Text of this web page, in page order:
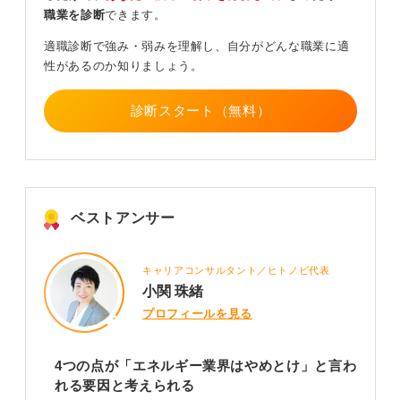
った人が具体的に何を問題視して「悪い」と考えたのか
を把握することが重要です。
そして、自ら業界分析をおこない、幅広く情報収集をし
たうえで、自分自身で「就職をやめておいたほうが良い
のか」を判断するようにしましょう。
エネルギー業界はインフラにかかわるため、給与面では
感じる人もいます。
そのため、まずは業界の実態をきちんと理解し、なぜ
とともに、自分にとってその業界にどのような魅力や適
性があるのかを見極めることが大切です。
このような視点の転換が、今後の進路選択において非常
に有益なものになります。
0
職業を診断できます。
適職診断で強み・弱みを理解し、自分がどんな職業に適
性があるのか知りましょう。
診断スタート（無料）
ベストアンサー
キャリアコンサルタント／ヒトノビ代表
小関 珠緒
プロフィールを見る
4つの点が「エネルギー業界はやめとけ」と言わ
れる要因と考えられる